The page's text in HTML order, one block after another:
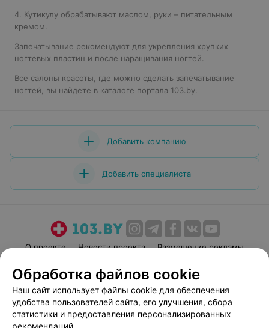
4. Кутикулу обрабатывают маслом, руки – питательным
кремом.
Запечатывание рекомендуют для укрепления хрупких
ногтевых пластин и после наращивания ногтей.
Все салоны красоты, где можно сделать запечатывание
ногтей, вы найдете в каталоге портала 103.by.
Добавить компанию
Добавить специалиста
О проекте Новости проекта
Размещение рекламы
Пользовательское соглашение
Способы оплаты
Вакансии
Партнеры
Написать руководителю 103.by
Обработка файлов cookie
Наш сайт использует файлы cookie для обеспечения
удобства пользователей сайта, его улучшения, сбора
статистики и предоставления персонализированных
рекомендаций.